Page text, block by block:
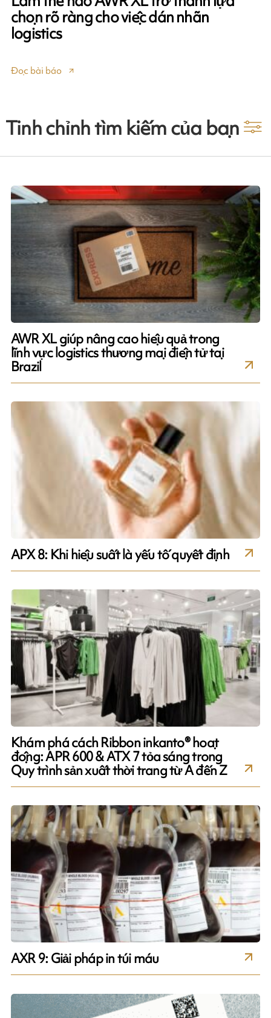
chọn rõ ràng cho việc dán nhãn
logistics
Đọc bài báo
Tinh chỉnh tìm kiếm của bạn
AWR XL giúp nâng cao hiệu quả trong
lĩnh vực logistics thương mại điện tử tại
Brazil
APX 8: Khi hiệu suất là yếu tố quyết định
Khám phá cách Ribbon inkanto® hoạt
động: APR 600 & ATX 7 tỏa sáng trong
Quy trình sản xuất thời trang từ A đến Z
AXR 9: Giải pháp in túi máu